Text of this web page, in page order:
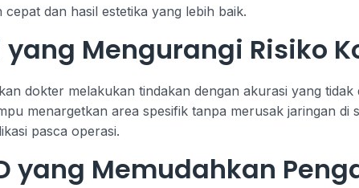
dan hasil estetika yang lebih baik.
yang Mengurangi Risiko
dokter melakukan tindakan dengan akurasi yang tidak
menargetkan area spesifik tanpa merusak jaringan di
pasca operasi.
yang Memudahkan